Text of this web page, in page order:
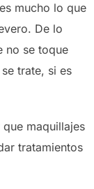
mucho lo que
De lo
no se toque
trate, si es
maquillajes
tratamientos